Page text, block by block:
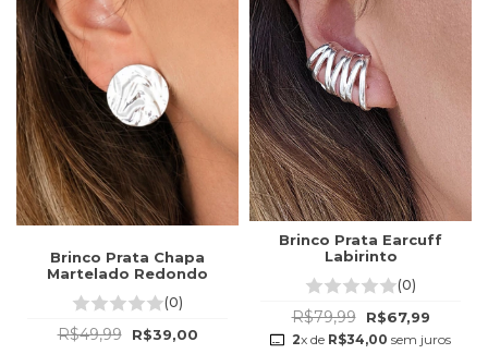
Brinco Prata Chapa
Martelado Redondo
(0)
R$49,99 R$39,00
Brinco Prata Earcuff
Labirinto
(0)
R$79,99 R$67,99
2x de R$34,00 sem juros